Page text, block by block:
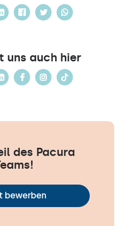
uns auch hier
des Pacura
bewerben